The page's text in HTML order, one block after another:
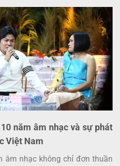
năm âm nhạc và sự phát
Việt Nam
âm nhạc không chỉ đơn thuần